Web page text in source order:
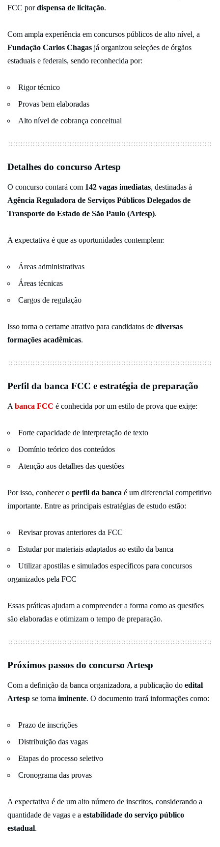
FCC pordispensa de licitação.
Com ampla experiência em concursos públicos de alto nível, a
Fundação Carlos Chagas já organizou seleções de órgãos
estaduais e federais, sendo reconhecida por:
Rigor técnico
Provas bem elaboradas
Alto nível de cobrança conceitual
Detalhes do concurso Artesp
O concurso contará com 142 vagas imediatas, destinadas à
Agência Reguladora de Serviços Públicos Delegados de
Transporte do Estado de São Paulo (Artesp).
A expectativa é que as oportunidades contemplem:
Áreas administrativas
Áreas técnicas
Cargos de regulação
Isso torna o certame atrativo para candidatos de diversas
formações acadêmicas.
Perfil da banca FCC e estratégia de preparação
Abanca FCC é conhecida por um estilo de prova que exige:
Forte capacidade de interpretação de texto
Domínio teórico dos conteúdos
Atenção aos detalhes das questões
Por isso, conhecer o perfil da banca é um diferencial competitivo
importante. Entre as principais estratégias de estudo estão:
Revisar provas anteriores da FCC
Estudar por materiais adaptados ao estilo da banca
Utilizar apostilas e simulados específicos para concursos
organizados pela FCC
Essas práticas ajudam a compreender a forma como as questões
são elaboradas e otimizam o tempo de preparação.
Próximos passos do concurso Artesp
Com a definição da banca organizadora, a publicação do edital
Artesp se torna iminente. O documento trará informações como:
Prazo de inscrições
Distribuição das vagas
Etapas do processo seletivo
Cronograma das provas
A expectativa é de um alto número de inscritos, considerando a
quantidade de vagas e a estabilidade do serviço público
estadual.